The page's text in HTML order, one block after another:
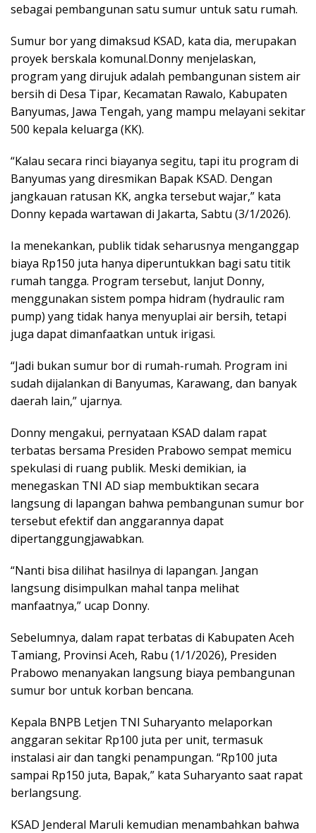
sebagai pembangunan satu sumur untuk satu rumah.
Sumur bor yang dimaksud KSAD, kata dia, merupakan
proyek berskala komunal.Donny menjelaskan,
program yang dirujuk adalah pembangunan sistem air
bersih di Desa Tipar, Kecamatan Rawalo, Kabupaten
Banyumas, Jawa Tengah, yang mampu melayani sekitar
500 kepala keluarga (KK).
“Kalau secara rinci biayanya segitu, tapi itu program di
Banyumas yang diresmikan Bapak KSAD. Dengan
jangkauan ratusan KK, angka tersebut wajar,” kata
Donny kepada wartawan di Jakarta, Sabtu (3/1/2026).
Ia menekankan, publik tidak seharusnya menganggap
biaya Rp150 juta hanya diperuntukkan bagi satu titik
rumah tangga. Program tersebut, lanjut Donny,
menggunakan sistem pompa hidram (hydraulic ram
pump) yang tidak hanya menyuplai air bersih, tetapi
juga dapat dimanfaatkan untuk irigasi.
“Jadi bukan sumur bor di rumah-rumah. Program ini
sudah dijalankan di Banyumas, Karawang, dan banyak
daerah lain,” ujarnya.
Donny mengakui, pernyataan KSAD dalam rapat
terbatas bersama Presiden Prabowo sempat memicu
spekulasi di ruang publik. Meski demikian, ia
menegaskan TNI AD siap membuktikan secara
langsung di lapangan bahwa pembangunan sumur bor
tersebut efektif dan anggarannya dapat
dipertanggungjawabkan.
“Nanti bisa dilihat hasilnya di lapangan. Jangan
langsung disimpulkan mahal tanpa melihat
manfaatnya,” ucap Donny.
Sebelumnya, dalam rapat terbatas di Kabupaten Aceh
Tamiang, Provinsi Aceh, Rabu (1/1/2026), Presiden
Prabowo menanyakan langsung biaya pembangunan
sumur bor untuk korban bencana.
Kepala BNPB Letjen TNI Suharyanto melaporkan
anggaran sekitar Rp100 juta per unit, termasuk
instalasi air dan tangki penampungan. “Rp100 juta
sampai Rp150 juta, Bapak,” kata Suharyanto saat rapat
berlangsung.
KSAD Jenderal Maruli kemudian menambahkan bahwa